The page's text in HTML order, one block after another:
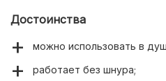
Достоинства
можно использовать в
работает без шнура;